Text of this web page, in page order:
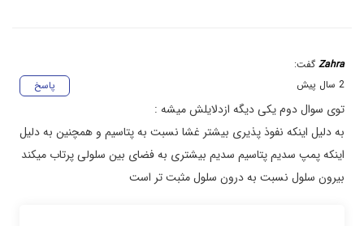
Zahra گفت:
پاسخ
2 سال پیش
توی سوال دوم یکی دیگه ازدلایلش میشه :
به دلیل اینکه نفوذ پذیری بیشتر غشا نسبت به پتاسیم و همچنین به دلیل
اینکه پمپ سدیم پتاسیم سدیم بیشتری به فضای بین سلولی پرتاب میکند
بیرون سلول نسبت به درون سلول مثبت تر است